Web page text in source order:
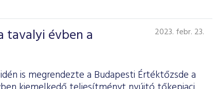
tavalyi évben a
2023. febr. 23.
is megrendezte a Budapesti Értéktőzsde a